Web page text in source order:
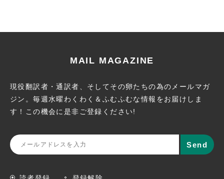
MAIL MAGAZINE
現役翻訳者・通訳者、そしてその卵たちの為のメールマガ
ジン。毎週水曜わくわく＆ふむふむな情報をお届けしま
す！この機会に是非ご登録ください!